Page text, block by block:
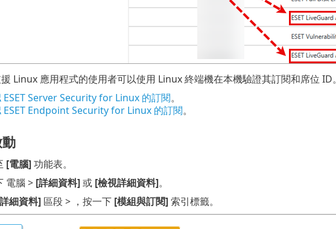
Linux 應用程式的使用者可以使用 Linux 終端機在本機驗證其訂閱和席位 ID。
ESET Server Security for Linux 的訂閱。
ESET Endpoint Security for Linux 的訂閱。
[電腦]功能表。
電腦 > [詳細資料]或 [檢視詳細資料]。
細資料]區段 > ，按一下 [模組與訂閱]索引標籤。